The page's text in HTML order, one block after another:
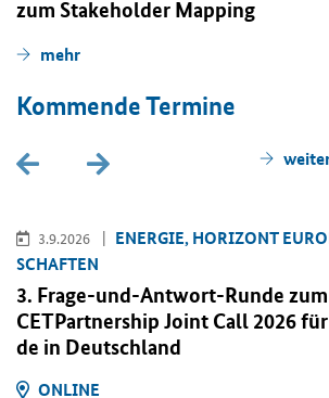
zum Stakeholder Mapping
mehr
Kom­men­de Ter­mi­ne
3.9.2026
EN­ER­GIE, HO­RI­ZONT
SCHAF­TEN
3. Frage-​und-Antwort-Runde zum
CETPartnership Joint Call 2026
de in Deutsch­land
ON­LINE